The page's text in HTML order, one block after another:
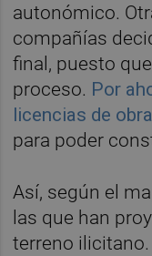
autonómico.
compañías
final, puesto
proceso. Por
licencias de
para poder
Así, según el
las que han
terreno